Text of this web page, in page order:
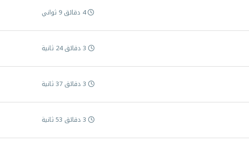
4 دقائق 9 ثواني